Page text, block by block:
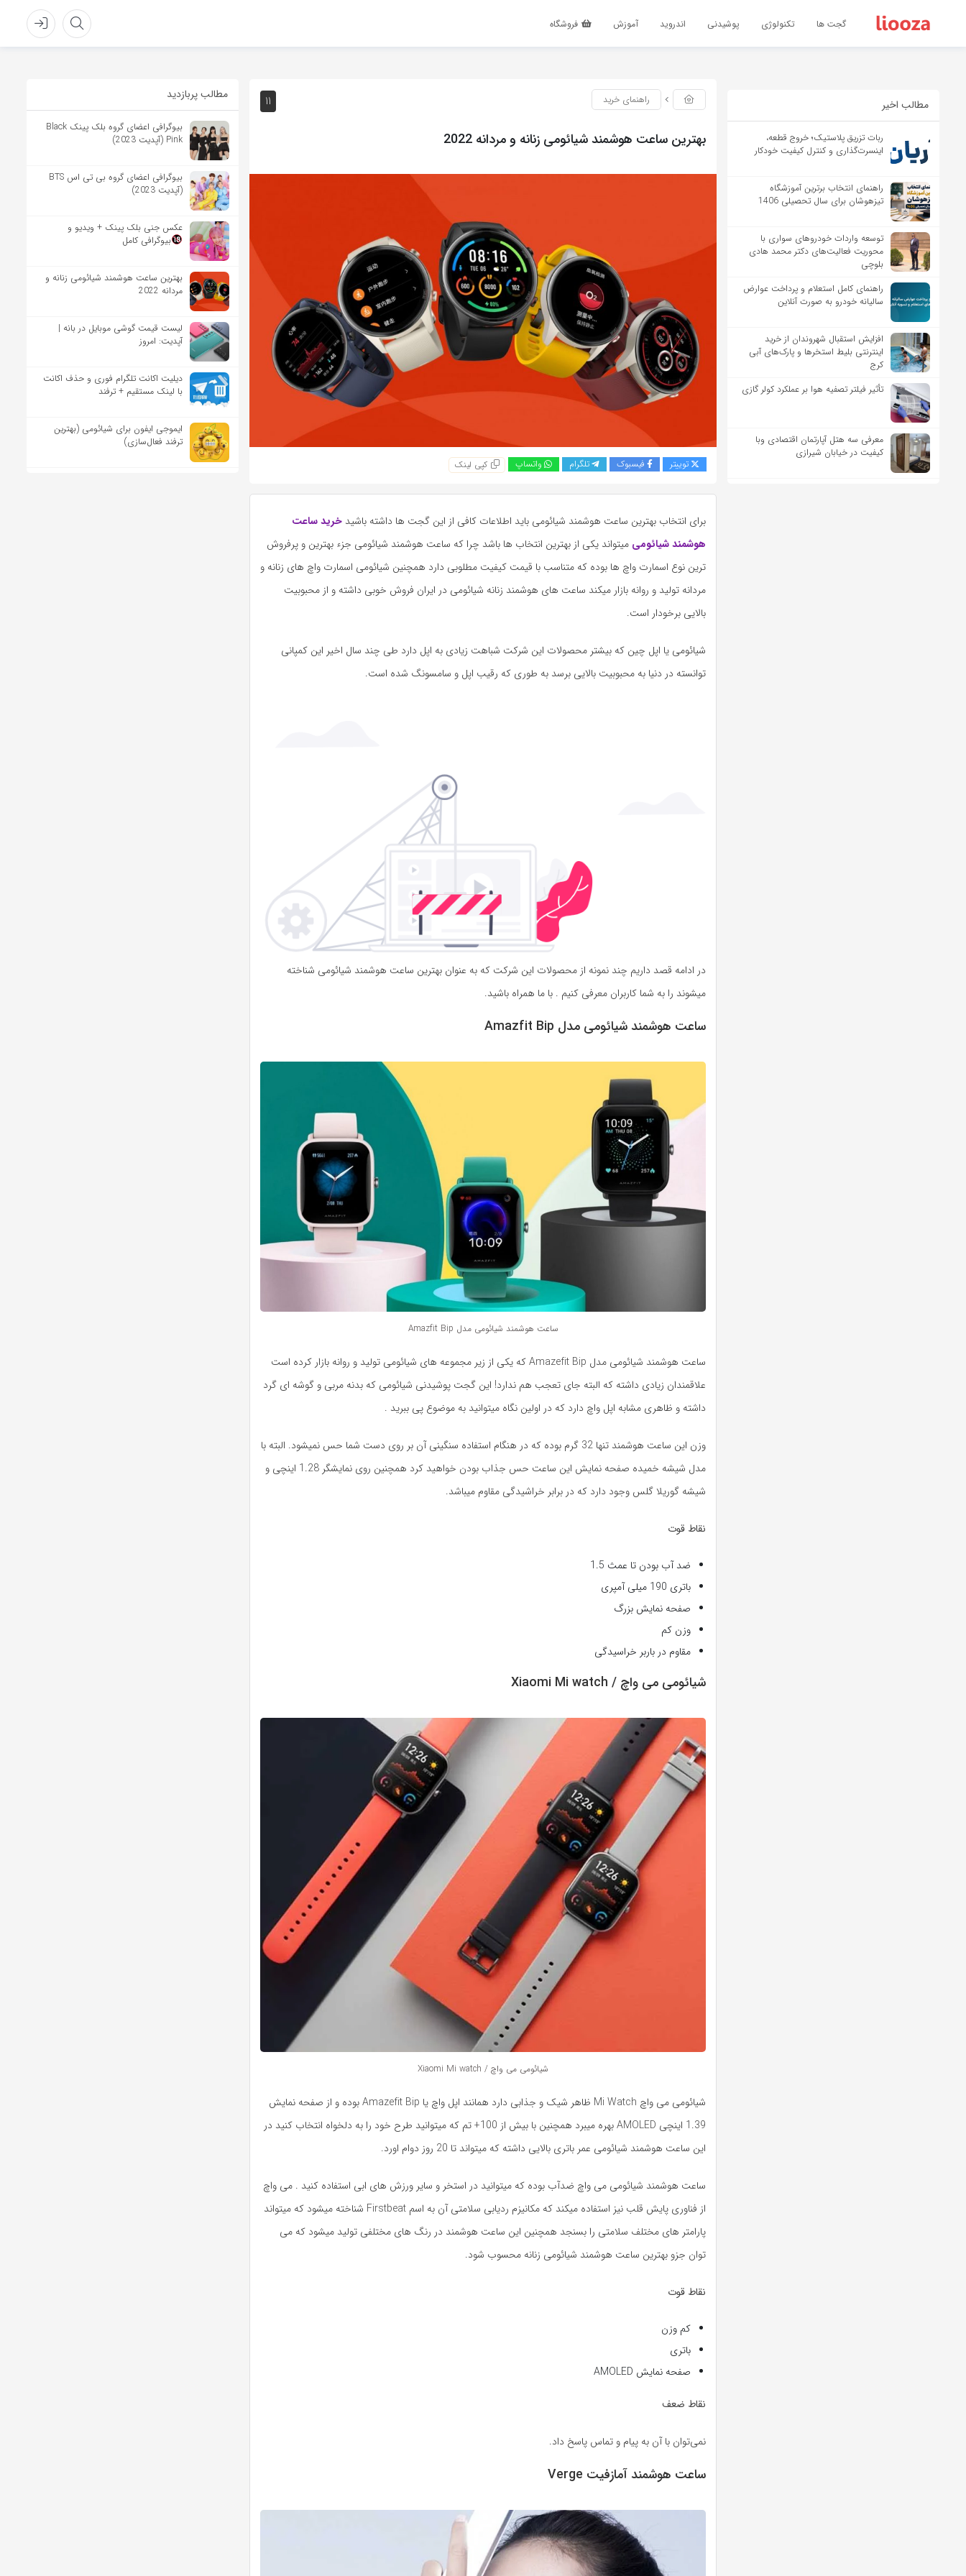
گجت ها تکنولوژی پوشیدنی اندروید آموزش فروشگاه
مطالب اخیر
ربات تزریق پلاستیک؛ خروج قطعه،
اینسرت‌گذاری و کنترل کیفیت خودکار
راهنمای انتخاب برترین آموزشگاه
تیزهوشان برای سال تحصیلی 1406
توسعه واردات خودروهای سواری با
محوریت فعالیت‌های دکتر محمد هادی
بلوچی
راهنمای کامل استعلام و پرداخت عوارض
سالیانه خودرو به صورت آنلاین
افزایش استقبال شهروندان از خرید
اینترنتی بلیط استخرها و پارک‌های آبی
کرج
تأثیر فیلتر تصفیه هوا بر عملکرد کولر گازی
معرفی سه هتل آپارتمان اقتصادی وبا
کیفیت در خیابان شیرازی
11 راهنمای خرید
بهترین ساعت هوشمند شیائومی زنانه و مردانه 2022
توییتر فیسبوک تلگرام واتساپ کپی لینک
برای انتخاب بهترین ساعت هوشمند شیائومی باید اطلاعات کافی از این گجت ها داشته باشید خرید ساعت
هوشمند شیائومی میتواند یکی از بهترین انتخاب ها باشد چرا که ساعت هوشمند شیائومی جزء بهترین و پرفروش
ترین نوع اسمارت واچ ها بوده که متناسب با قیمت کیفیت مطلوبی دارد همچنین شیائومی اسمارت واچ های زنانه و
مردانه تولید و روانه بازار میکند ساعت های هوشمند زنانه شیائومی در ایران فروش خوبی داشته و از محبوبیت
بالایی برخودار است.
شیائومی یا اپل چین که بیشتر محصولات این شرکت شباهت زیادی به اپل دارد طی چند سال اخیر این کمپانی
توانسته در دنیا به محبوبیت بالایی برسد به طوری که رقیب اپل و سامسونگ شده است.
در ادامه قصد داریم چند نمونه از محصولات این شرکت که به عنوان بهترین ساعت هوشمند شیائومی شناخته
میشوند را به شما کاربران معرفی کنیم . با ما همراه باشید.
ساعت هوشمند شیائومی مدل Amazfit Bip
ساعت هوشمند شیائومی مدل Amazfit Bip
ساعت هوشمند شیائومی مدل Amazefit Bip که یکی از زیر مجموعه های شیائومی تولید و روانه بازار کرده است
علاقمندان زیادی داشته که البته جای تعجب هم ندارد! این گجت پوشیدنی شیائومی که بدنه مربی و گوشه ای گرد
داشته و ظاهری مشابه اپل واچ دارد که در اولین نگاه میتوانید به موضوع پی ببرید .
وزن این ساعت هوشمند تنها 32 گرم بوده که در هنگام استفاده سنگینی آن بر روی دست شما حس نمیشود. البته با
مدل شیشه خمیده صفحه نمایش این ساعت حس جذاب بودن خواهید کرد همچنین روی نمایشگر 1.28 اینچی و
شیشه گوریلا گلس وجود دارد که در برابر خراشیدگی مقاوم میباشد.
نقاط قوت
ضد آب بودن تا عمث 1.5
باتری 190 میلی آمپری
صفحه نمایش بزرگ
وزن کم
مقاوم در باربر خراسیدگی
شیائومی می واچ / Xiaomi Mi watch
شیائومی می واچ / Xiaomi Mi watch
شیائومی می واچ Mi Watch ظاهر شیک و جذابی دارد همانند اپل واچ یا Amazefit Bip بوده و از صفحه نمایش
1.39 اینچی AMOLED بهره میبرد همچنین با بیش از 100+ تم که میتوانید طرح خود را به دلخواه انتخاب کنید در
این ساعت هوشمند شیائومی عمر باتری بالایی داشته که میتواند تا 20 روز دوام اورد.
ساعت هوشمند شیائومی می واچ ضدآب بوده که میتوانید در استخر و سایر ورزش های ابی استفاده کنید . می واچ
از فناوری پایش قلب نیز استفاده میکند که مکانیزم ردیابی سلامتی آن به اسم Firstbeat شناخته میشود که میتواند
پارامتر های مختلف سلامتی را بسنجد همچنین این ساعت هوشمند در رنگ های مختلفی تولید میشود که می
توان جزو بهترین ساعت هوشمند شیائومی زنانه محسوب شود.
نقاط قوت
کم وزن
باتری
صفحه نمایش AMOLED
نقاط ضعف
نمی‌توان با آن به پیام و تماس پاسخ داد.
ساعت هوشمند آمازفیت Verge
مطالب پربازدید
بیوگرافی اعضای گروه بلک پینک Black
Pink (آپدیت 2023)
بیوگرافی اعضای گروه بی تی اس BTS
(آپدیت 2023)
عکس جنی بلک پینک + ویدیو و
بیوگرافی کامل
بهترین ساعت هوشمند شیائومی زنانه و
مردانه 2022
لیست قیمت گوشی موبایل در بانه |
آپدیت: امروز
دیلیت اکانت تلگرام فوری و حذف اکانت
با لینک مستقیم + ترفند
ایموجی ایفون برای شیائومی (بهترین
ترفند فعال‌سازی)